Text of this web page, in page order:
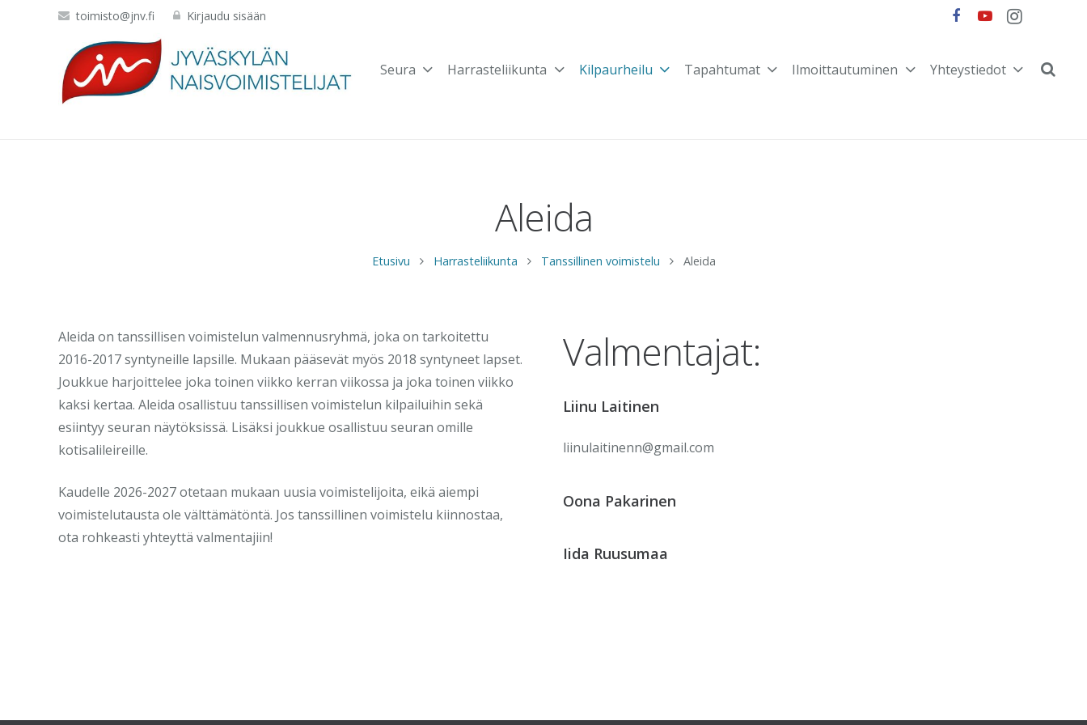
toimisto@jnv.fi Kirjaudu sisään
Seura Harrasteliikunta Kilpaurheilu Tapahtumat Ilmoittautuminen Yhteystiedot
Aleida
Etusivu Harrasteliikunta Tanssillinen voimistelu Aleida
Aleida on tanssillisen voimistelun valmennusryhmä, joka on tarkoitettu
2016-2017 syntyneille lapsille. Mukaan pääsevät myös 2018 syntyneet lapset.
Joukkue harjoittelee joka toinen viikko kerran viikossa ja joka toinen viikko
kaksi kertaa. Aleida osallistuu tanssillisen voimistelun kilpailuihin sekä
esiintyy seuran näytöksissä. Lisäksi joukkue osallistuu seuran omille
kotisalileireille.
Kaudelle 2026-2027 otetaan mukaan uusia voimistelijoita, eikä aiempi
voimistelutausta ole välttämätöntä. Jos tanssillinen voimistelu kiinnostaa,
ota rohkeasti yhteyttä valmentajiin!
Valmentajat:
Liinu Laitinen
liinulaitinenn@gmail.com
Oona Pakarinen
Iida Ruusumaa